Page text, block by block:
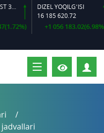
ARMATURA 12 ST 35 GS O‘LCHAMLI
DIZEL YOQILG‘ISI
16 185 620.72
+1 056 183.02(6.98%)